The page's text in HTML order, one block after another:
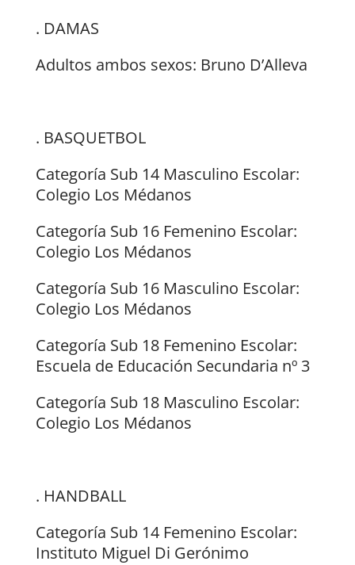
. DAMAS
Adultos ambos sexos: Bruno D’Alleva
. BASQUETBOL
Categoría Sub 14 Masculino Escolar:
Colegio Los Médanos
Categoría Sub 16 Femenino Escolar:
Colegio Los Médanos
Categoría Sub 16 Masculino Escolar:
Colegio Los Médanos
Categoría Sub 18 Femenino Escolar:
Escuela de Educación Secundaria nº 3
Categoría Sub 18 Masculino Escolar:
Colegio Los Médanos
. HANDBALL
Categoría Sub 14 Femenino Escolar:
Instituto Miguel Di Gerónimo